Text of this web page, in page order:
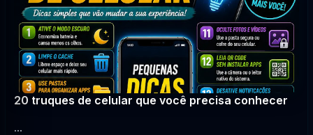
20 truques de celular que você precisa conhecer
...